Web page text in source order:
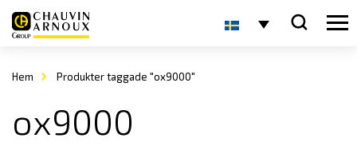
Hem Produkter taggade "ox9000"
ox9000